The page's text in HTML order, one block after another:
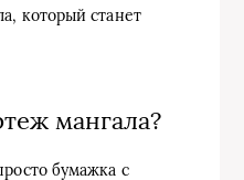
который станет
мангала?
бумажка с